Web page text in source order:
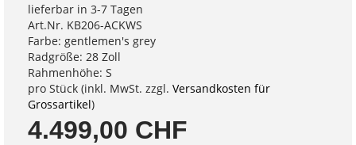
lieferbar in 3-7 Tagen
Art.Nr. KB206-ACKWS
Farbe: gentlemen's grey
Radgröße: 28 Zoll
Rahmenhöhe: S
pro Stück (inkl. MwSt. zzgl. Versandkosten für
Grossartikel)
4.499,00 CHF